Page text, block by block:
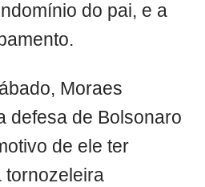
do pai, e a
Moraes
defesa de Bolsonaro
de ele ter
tornozeleira